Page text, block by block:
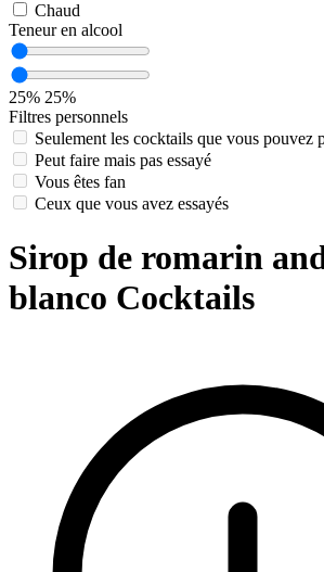
Chaud
Teneur en alcool
25% 25%
Filtres personnels
Seulement les cocktails que vous pouvez
Peut faire mais pas essayé
Vous êtes fan
Ceux que vous avez essayés
Sirop de romarin
blanco Cocktails